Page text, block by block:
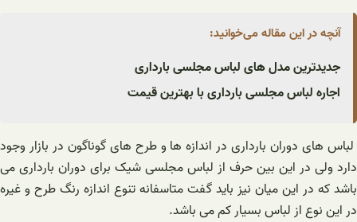
آنچه در این مقاله می‌خوانید:
جدیدترین مدل های لباس مجلسی بارداری
اجاره لباس مجلسی بارداری با بهترین قیمت
لباس های دوران بارداری در اندازه ها و طرح های گوناگون در بازار وجود
دارد ولی در این بین حرف از لباس مجلسی شیک برای دوران بارداری می
باشد که در این میان نیز باید گفت متاسفانه تنوع اندازه رنگ طرح و غیره
در این نوع از لباس بسیار کم می باشد.